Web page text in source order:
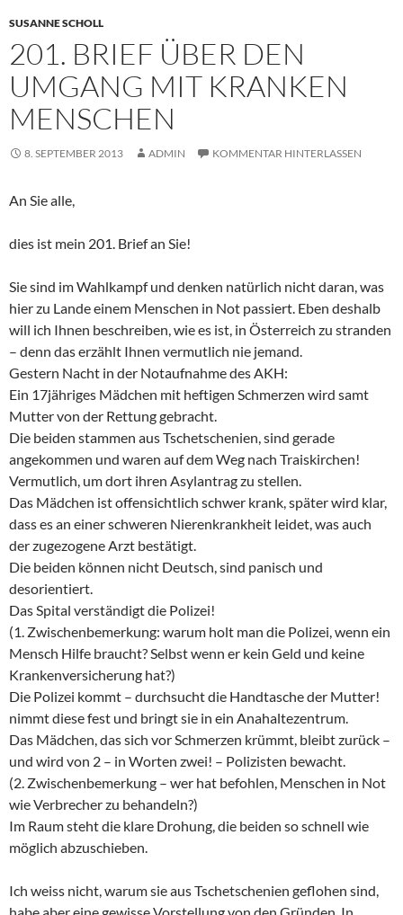
SUSANNE SCHOLL
201. BRIEF ÜBER DEN
UMGANG MIT KRANKEN
MENSCHEN
8. SEPTEMBER 2013 ADMIN KOMMENTAR HINTERLASSEN
An Sie alle,
dies ist mein 201. Brief an Sie!
Sie sind im Wahlkampf und denken natürlich nicht daran, was
hier zu Lande einem Menschen in Not passiert. Eben deshalb
will ich Ihnen beschreiben, wie es ist, in Österreich zu stranden
– denn das erzählt Ihnen vermutlich nie jemand.
Gestern Nacht in der Notaufnahme des AKH:
Ein 17jähriges Mädchen mit heftigen Schmerzen wird samt
Mutter von der Rettung gebracht.
Die beiden stammen aus Tschetschenien, sind gerade
angekommen und waren auf dem Weg nach Traiskirchen!
Vermutlich, um dort ihren Asylantrag zu stellen.
Das Mädchen ist offensichtlich schwer krank, später wird klar,
dass es an einer schweren Nierenkrankheit leidet, was auch
der zugezogene Arzt bestätigt.
Die beiden können nicht Deutsch, sind panisch und
desorientiert.
Das Spital verständigt die Polizei!
(1. Zwischenbemerkung: warum holt man die Polizei, wenn ein
Mensch Hilfe braucht? Selbst wenn er kein Geld und keine
Krankenversicherung hat?)
Die Polizei kommt – durchsucht die Handtasche der Mutter!
nimmt diese fest und bringt sie in ein Anahaltezentrum.
Das Mädchen, das sich vor Schmerzen krümmt, bleibt zurück –
und wird von 2 – in Worten zwei! – Polizisten bewacht.
(2. Zwischenbemerkung – wer hat befohlen, Menschen in Not
wie Verbrecher zu behandeln?)
Im Raum steht die klare Drohung, die beiden so schnell wie
möglich abzuschieben.
Ich weiss nicht, warum sie aus Tschetschenien geflohen sind,